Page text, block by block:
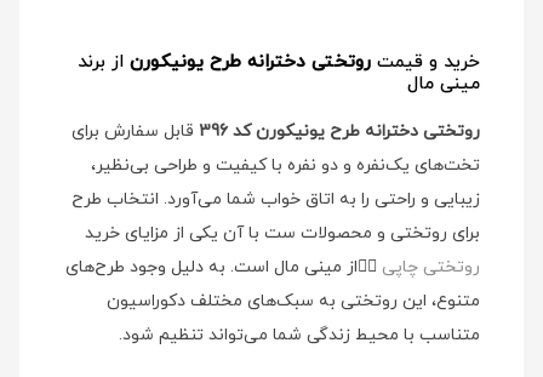
خرید و قیمت روتختی دخترانه طرح یونیکورن از برند
مینی مال
روتختی دخترانه طرح یونیکورن کد 396
قابل سفارش برای
تخت‌های یک‌نفره و دو نفره با کیفیت و طراحی بی‌نظیر،
زیبایی و راحتی را به اتاق خواب شما می‌آورد. انتخاب طرح
برای روتختی و محصولات ست با آن یکی از مزایای خرید
روتختی چاپی 👉🏻از مینی مال است. به دلیل وجود طرح‌های
متنوع، این روتختی به سبک‌های مختلف دکوراسیون
متناسب با محیط زندگی شما می‌تواند تنظیم شود.